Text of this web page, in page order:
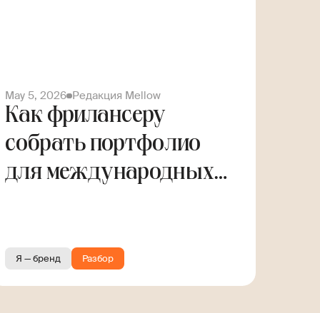
May 5, 2026 Редакция Mellow
Как фрилансеру
собрать портфолио
для международных
Я — бренд Разбор